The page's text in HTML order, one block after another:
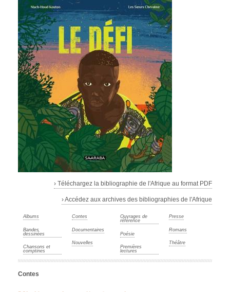
› Téléchargez la bibliographie de l'Afrique au format PDF
› Accédez aux archives des bibliographies de l'Afrique
Albums
Bandes
dessinées
Chansons et
comptines
Contes
Documentaires
Nouvelles
Ouvrages de
référence
Poésie
Premières
lectures
Presse
Romans
Théâtre
Contes